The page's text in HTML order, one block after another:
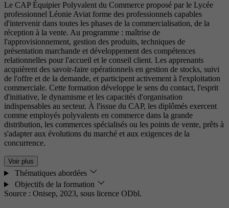
Le CAP Équipier Polyvalent du Commerce proposé par le Lycée
professionnel Léonie Aviat forme des professionnels capables
d'intervenir dans toutes les phases de la commercialisation, de la
réception à la vente. Au programme : maîtrise de
l'approvisionnement, gestion des produits, techniques de
présentation marchande et développement des compétences
relationnelles pour l'accueil et le conseil client. Les apprenants
acquièrent des savoir-faire opérationnels en gestion de stocks, suivi
de l'offre et de la demande, et participent activement à l'exploitation
commerciale. Cette formation développe le sens du contact, l'esprit
d'initiative, le dynamisme et les capacités d'organisation
indispensables au secteur. À l'issue du CAP, les diplômés exercent
comme employés polyvalents en commerce dans la grande
distribution, les commerces spécialisés ou les points de vente, prêts à
s'adapter aux évolutions du marché et aux exigences de la
concurrence.
Voir plus
Thématiques abordées
Objectifs de la formation
Source : Onisep, 2023, sous licence ODbl.